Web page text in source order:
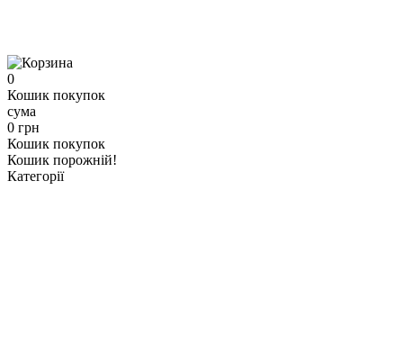
0
Кошик покупок
сума
0 грн
Кошик покупок
Кошик порожній!
Категорії